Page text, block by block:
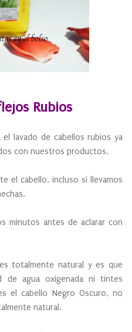
Rubios
el lavado de cabellos rubios ya
con nuestros productos.
el cabello, incluso si llevamos
minutos antes de aclarar con
totalmente natural y es que
de agua oxigenada ni tintes
el cabello Negro Oscuro, no
natural.